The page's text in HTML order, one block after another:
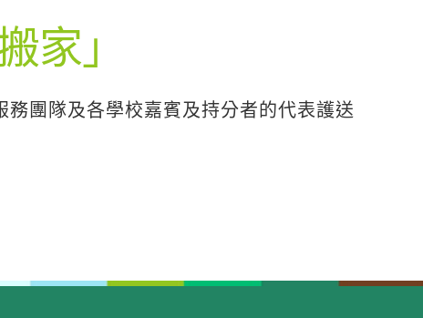
家」
團隊及各學校嘉賓及持分者的代表護送